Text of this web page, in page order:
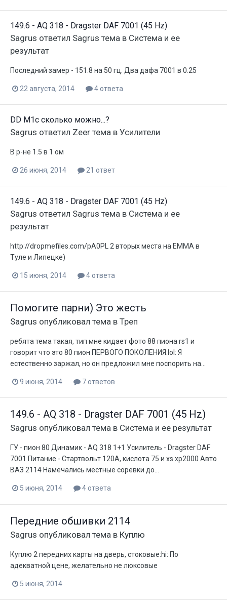
149.6 - AQ 318 - Dragster DAF 7001 (45 Hz)
Sagrus ответил Sagrus тема в Система и ее
результат
Последний замер - 151.8 на 50 гц. Два дафа 7001 в 0.25
22 августа, 2014 4 ответа
DD M1c сколько можно...?
Sagrus ответил Zeer тема в Усилители
В р-не 1.5 в 1 ом
26 июня, 2014 21 ответ
149.6 - AQ 318 - Dragster DAF 7001 (45 Hz)
Sagrus ответил Sagrus тема в Система и ее
результат
http://dropmefiles.com/pA0PL 2 вторых места на ЕММА в
Туле и Липецке)
15 июня, 2014 4 ответа
Помогите парни) Это жесть
Sagrus опубликовал тема в Треп
ребята тема такая, тип мне кидает фото 88 пиона rs1 и
говорит что это 80 пион ПЕРВОГО ПОКОЛЕНИЯ:lol: Я
естественно заржал, но он предложил мне поспорить на...
9 июня, 2014 7 ответов
149.6 - AQ 318 - Dragster DAF 7001 (45 Hz)
Sagrus опубликовал тема в Система и ее результат
ГУ - пион 80 Динамик - AQ 318 1+1 Усилитель - Dragster DAF
7001 Питание - Стартвольт 120А, кислота 75 и xs xp2000 Авто
ВАЗ 2114 Намечались местные соревки до...
5 июня, 2014 4 ответа
Передние обшивки 2114
Sagrus опубликовал тема в Куплю
Куплю 2 передних карты на дверь, стоковые:hi: По
адекватной цене, желательно не люксовые
5 июня, 2014